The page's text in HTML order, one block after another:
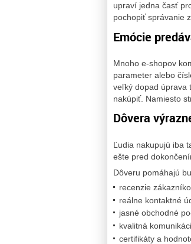
upraví jedna časť
pochopiť správanie
Emócie
Mnoho e-shopov
parameter alebo
veľký dopad úprava
nakúpiť. Namiesto
Dôvera
Ľudia nakupujú iba
ešte pred
Dôveru pomáhajú
recenzie
reálne kontaktné
jasné obchodné
kvalitná
certifikáty a